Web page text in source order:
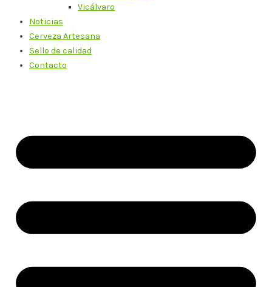
Vicálvaro
Noticias
Cerveza Artesana
Sello de calidad
Contacto